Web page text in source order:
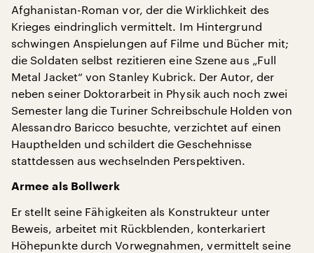
Afghanistan-Roman vor, der die Wirklichkeit des
Krieges eindringlich vermittelt. Im Hintergrund
schwingen Anspielungen auf Filme und Bücher mit;
die Soldaten selbst rezitieren eine Szene aus „Full
Metal Jacket“ von Stanley Kubrick. Der Autor, der
neben seiner Doktorarbeit in Physik auch noch zwei
Semester lang die Turiner Schreibschule Holden von
Alessandro Baricco besuchte, verzichtet auf einen
Haupthelden und schildert die Geschehnisse
stattdessen aus wechselnden Perspektiven.
Armee als Bollwerk
Er stellt seine Fähigkeiten als Konstrukteur unter
Beweis, arbeitet mit Rückblenden, konterkariert
Höhepunkte durch Vorwegnahmen, vermittelt seine